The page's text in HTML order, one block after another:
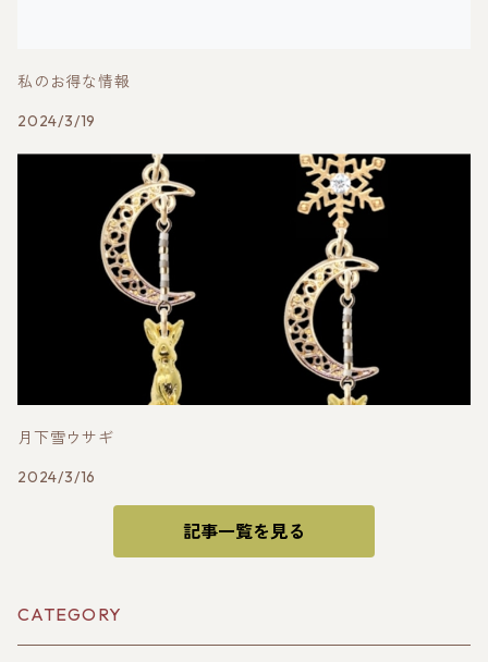
私のお得な情報
2024/3/19
月下雪ウサギ
2024/3/16
記事一覧を見る
CATEGORY